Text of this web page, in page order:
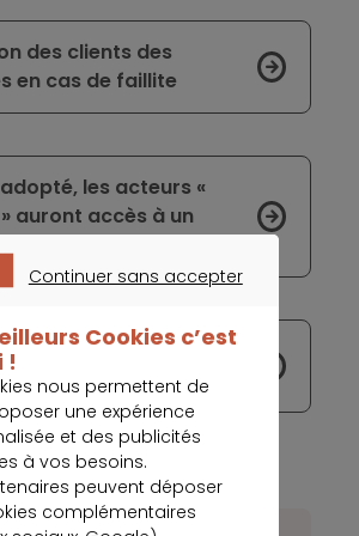
des clients des
en cas de faillite
les acteurs «
auront accès à un
l’ouverture envers
cryptomonnaies
Continuer sans accepter
Cookies c’est
!
nous permettent de
une expérience
et des publicités
à vos besoins.
peuvent déposer
complémentaires